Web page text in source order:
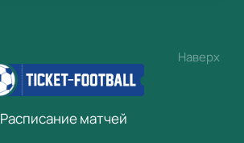
Наверх
Расписание матчей